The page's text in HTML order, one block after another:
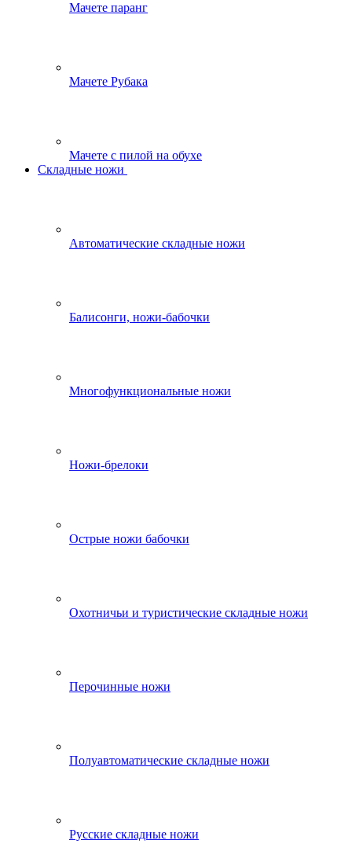
Мачете паранг
Мачете Рубака
Мачете с пилой на обухе
Складные ножи
Автоматические складные ножи
Балисонги, ножи-бабочки
Многофункциональные ножи
Ножи-брелоки
Острые ножи бабочки
Охотничьи и туристические складные ножи
Перочинные ножи
Полуавтоматические складные ножи
Русские складные ножи